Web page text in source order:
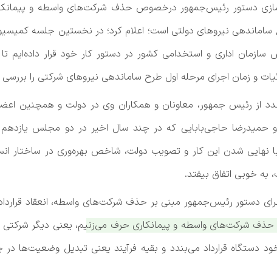
دستور رئیس‌جمهور درخصوص حذف شرکت‌های واسطه و
نیرو‌های دولتی است؛ اعلام کرد؛ در نخستین جلسه
سازمان اداری و استخدامی کشور در دستور کار خود قرار
و زمان اجرای مرحله اول طرح ساماندهی نیرو‌های شرکتی را بررسی
رئیس جمهور، معاونان و همکاران وی در دولت و همچنین
حاجی‌بابایی که در چند سال اخیر در دو مجلس یازدهم
نهایی شدن این کار و تصویب دولت، شاخص بهره‌وری در ساختار
به خوبی اتفاق بیفتد.
دستور رئیس‌جمهور مبنی بر حذف شرکت‌های واسطه، انعقاد
حذف شرکت‌های واسطه و پیمانکاری حرف می‌زنیم، یعنی دیگر
دستگاه قرارداد می‌بندد و بقیه فرآیند یعنی تبدیل